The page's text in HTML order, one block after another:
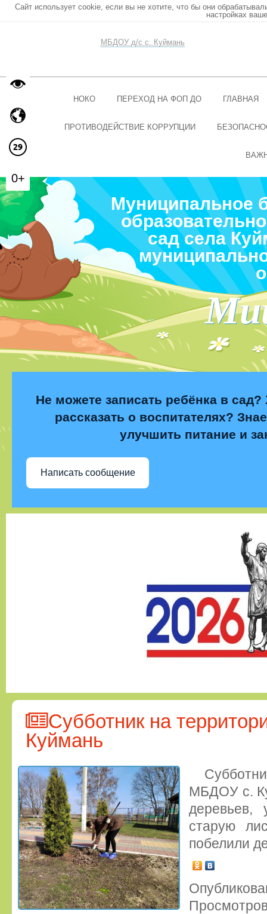
Сайт использует cookie, если вы не хотите, что бы они
настройках
МБДОУ д/с с. Куймань
НОКО ПЕРЕХОД НА ФОП ДО ГЛАВНАЯ
ПРОТИВОДЕЙСТВИЕ КОРРУПЦИИ
Муниципальное
сад села
Не можете записать ребёнка в сад?
рассказать о воспитателях?
улучшить питание и
Написать сообщение
Субботник на
Куймань
МБДОУ с.
деревьев,
старую
побелили
0+